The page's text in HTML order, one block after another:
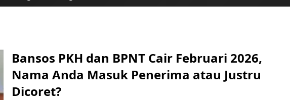
Bansos PKH dan BPNT Cair Februari 2026,
Nama Anda Masuk Penerima atau Justru
Dicoret?